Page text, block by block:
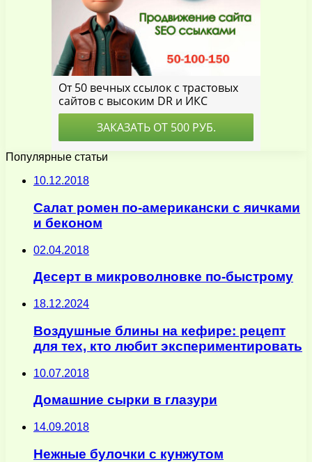
Популярные статьи
10.12.2018
Салат ромен по-американски с яичками
и беконом
02.04.2018
Десерт в микроволновке по-быстрому
18.12.2024
Воздушные блины на кефире: рецепт
для тех, кто любит экспериментировать
10.07.2018
Домашние сырки в глазури
14.09.2018
Нежные булочки с кунжутом